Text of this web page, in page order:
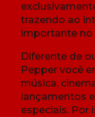
trazendo ao
importante no
Diferente de
Pepper você
música,
lançamentos
especiais. Por